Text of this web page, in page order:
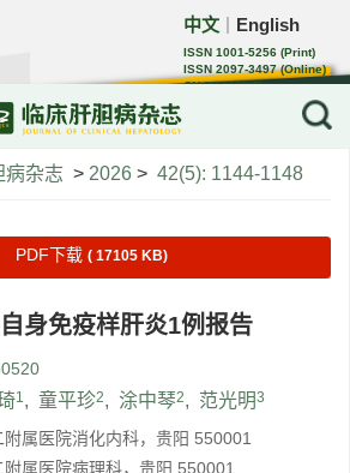
中文 English
ISSN 1001-5256 (Print)
ISSN 2097-3497 (Online)
CN 22-1108/R
病杂志 > 2026 > 42(5): 1144-1148
PDF下载 ( 17105 KB)
身免疫样肝炎1例报告
1, 童平珍2, 涂中琴2, 范光明3
属医院消化内科，贵阳 550001
属医院病理科，贵阳 550001